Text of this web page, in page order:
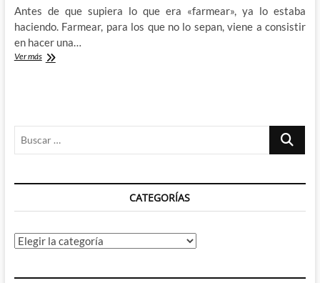
Antes de que supiera lo que era «farmear», ya lo estaba
haciendo. Farmear, para los que no lo sepan, viene a consistir
en hacer una…
Ver másHistoria
Farmear
Buscar
CATEGORÍAS
Categorías